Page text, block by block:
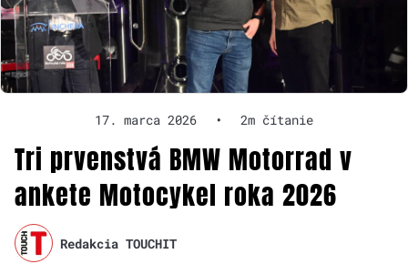
17. marca 2026 • 2m čítanie
Tri prvenstvá BMW Motorrad v
ankete Motocykel roka 2026
Redakcia TOUCHIT